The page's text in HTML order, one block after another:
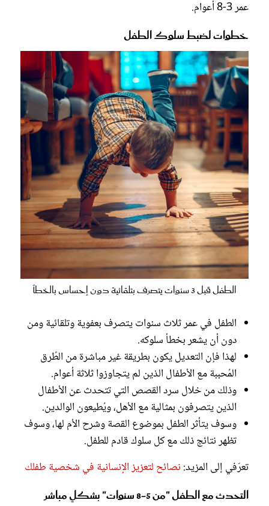
عمر 3-8 أعوام.
خطوات لضبط سلوك الطفل
الطفل قبل 3 سنوات يتصرف بتلقائية دون إحساس بالخطأ
الطفل في عمر ثلاث سنوات يتصرف بعفوية وتلقائية ومن
دون أن يشعر بخطأ سلوكه.
لهذا فإن التعديل يكون بطريقة غير مباشرة من الطُرق
المُحببة مع الأطفال الذين لم يتجاوزوا ثلاثة أعوام.
وذلك من خلال سرد القصص التي تتحدث عن الأطفال
الذين يتصرفون بمثالية مع الأهل، ويُطيعون الوالدين.
وسوف يتأثر الطفل بموضوع القصة وشرح الأم لها، وسوف
تظهر نتائج ذلك مع كل سلوك قادم للطفل.
تعرّفي إلى المزيد: نصائح لتعزيز الإنسانية في شخصية طفلك
التحدث مع الطفل "من 5-8 سنوات" بشكلٍ مباشر